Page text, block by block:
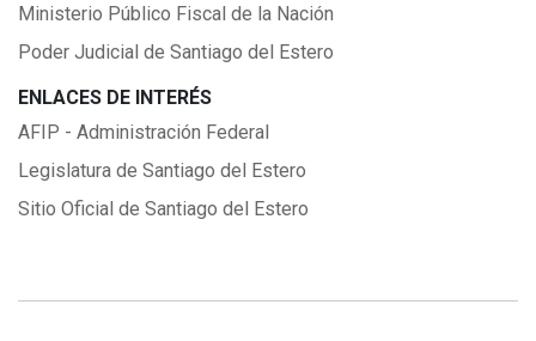
Ministerio Público Fiscal de la Nación
Poder Judicial de Santiago del Estero
ENLACES DE INTERÉS
AFIP - Administración Federal
Legislatura de Santiago del Estero
Sitio Oficial de Santiago del Estero